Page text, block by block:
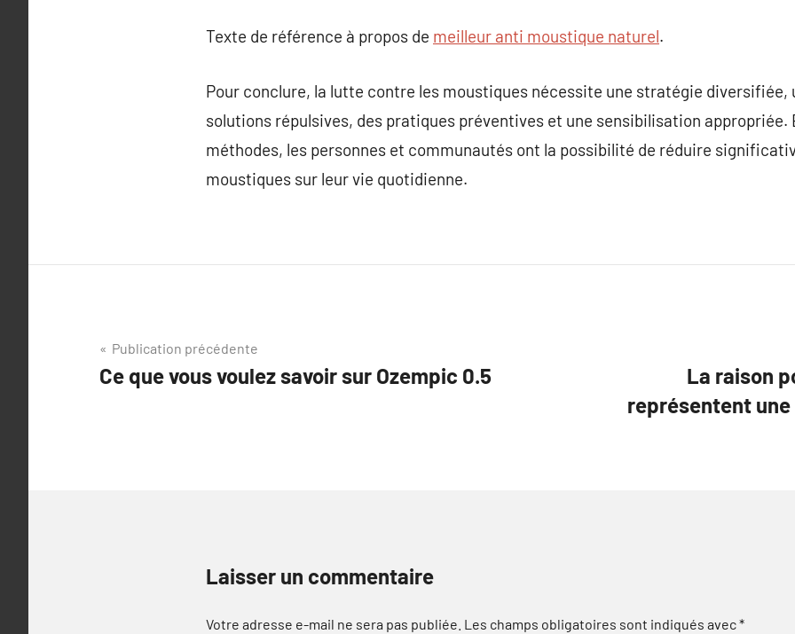
Texte de référence à propos de meilleur anti moustique naturel.
Pour conclure, la lutte contre les moustiques nécessite une stratégie diversifiée,
solutions répulsives, des pratiques préventives et une sensibilisation appropriée.
méthodes, les personnes et communautés ont la possibilité de réduire
moustiques sur leur vie quotidienne.
Navigation
de
Publication précédente
Ce que vous voulez savoir sur Ozempic 0.5
La raison
représentent
Laisser un commentaire
Votre adresse e-mail ne sera pas publiée. Les champs obligatoires sont indiqués avec*